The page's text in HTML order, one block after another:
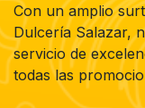
Con un amplio
Dulcería Salazar,
servicio de
todas las